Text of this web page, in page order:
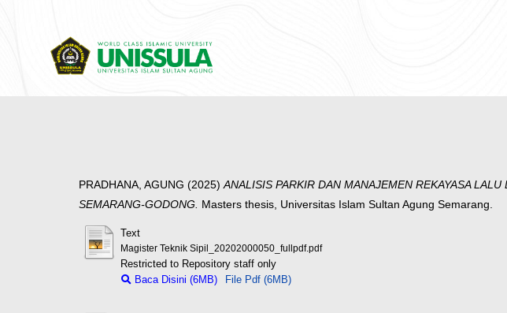
PRADHANA, AGUNG (2025)ANALISIS PARKIR DAN MANAJEMEN REKAYASA
SEMARANG-GODONG. Masters thesis, Universitas Islam Sultan Agung Semarang.
Text
Magister Teknik Sipil_20202000050_fullpdf.pdf
Restricted to Repository staff only
Baca Disini (6MB)
File Pdf (6MB)